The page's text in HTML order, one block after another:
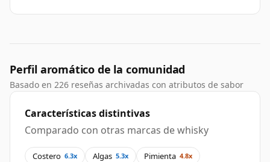
Perfil aromático de la comunidad
Basado en 226 reseñas archivadas con atributos de sabor
Características distintivas
Comparado con otras marcas de whisky
Costero 6.3x Algas 5.3x Pimienta 4.8x